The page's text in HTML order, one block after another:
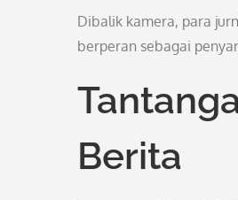
Dibalik kamera, para
berperan sebagai
Berita